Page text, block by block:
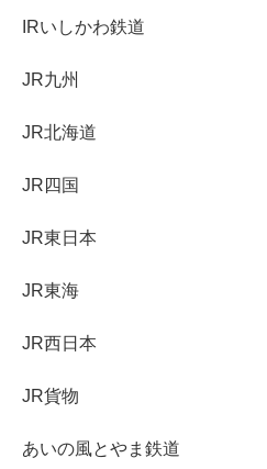
IRいしかわ鉄道
JR九州
JR北海道
JR四国
JR東日本
JR東海
JR西日本
JR貨物
あいの風とやま鉄道